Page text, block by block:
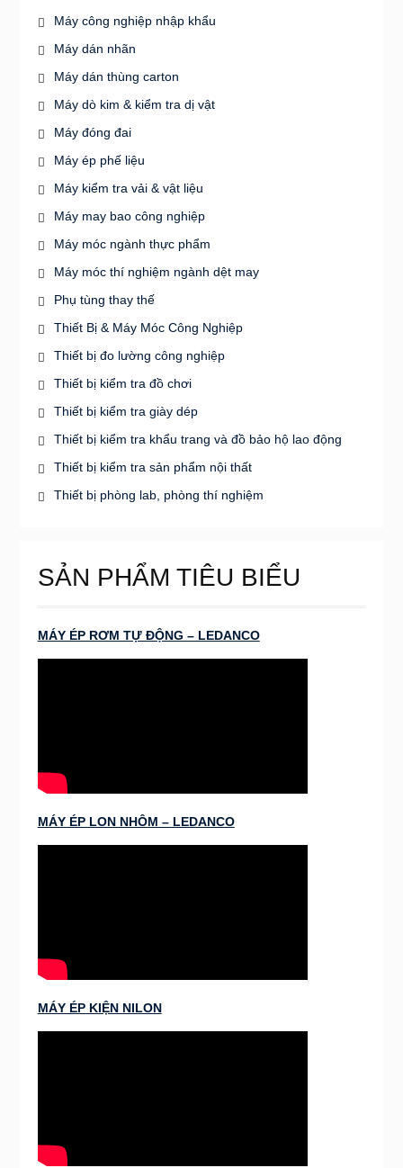
Máy công nghiệp nhập khẩu
Máy dán nhãn
Máy dán thùng carton
Máy dò kim & kiểm tra dị vật
Máy đóng đai
Máy ép phế liệu
Máy kiểm tra vải & vật liệu
Máy may bao công nghiệp
Máy móc ngành thực phẩm
Máy móc thí nghiệm ngành dệt may
Phụ tùng thay thế
Thiết Bị & Máy Móc Công Nghiệp
Thiết bị đo lường công nghiệp
Thiết bị kiểm tra đồ chơi
Thiết bị kiểm tra giày dép
Thiết bị kiểm tra khẩu trang và đồ bảo hộ lao động
Thiết bị kiểm tra sản phẩm nội thất
Thiết bị phòng lab, phòng thí nghiệm
SẢN PHẨM TIÊU BIỂU
MÁY ÉP RƠM TỰ ĐỘNG – LEDANCO
MÁY ÉP LON NHÔM – LEDANCO
MÁY ÉP KIỆN NILON